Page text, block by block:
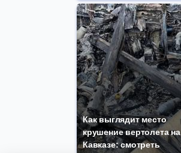
Как выглядит место
крушение вертолета на
Кавказе: смотреть